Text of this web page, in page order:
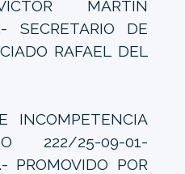
MARTÍN
SECRETARIO DE
RAFAEL DEL
INCOMPETENCIA
222/25-09-01-
PROMOVIDO POR